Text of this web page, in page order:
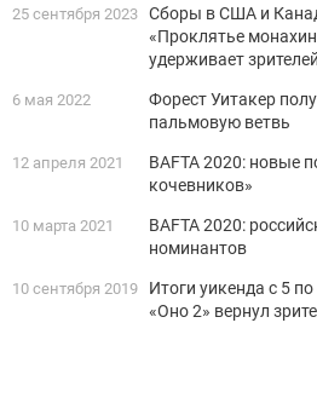
25 сентября 2023 Сборы в США и
«Проклятье
удерживает зрителей
6 мая 2022
Форест Уитакер
пальмовую ветвь
12 апреля 2021
BAFTA 2020: новые
кочевников»
10 марта 2021
BAFTA 2020:
номинантов
10 сентября 2019
Итоги уикенда с 5
«Оно 2» вернул